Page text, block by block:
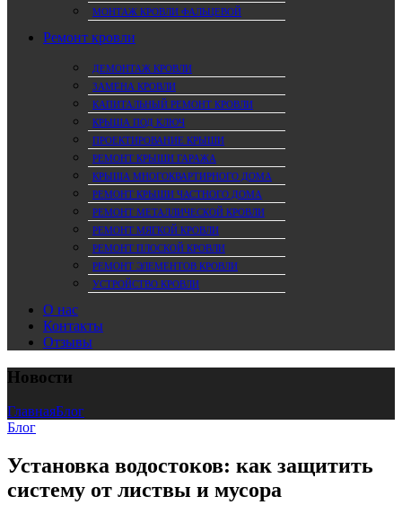
МОНТАЖ КРОВЛИ ФАЛЬЦЕВОЙ
Ремонт кровли
ДЕМОНТАЖ КРОВЛИ
ЗАМЕНА КРОВЛИ
КАПИТАЛЬНЫЙ РЕМОНТ КРОВЛИ
КРЫША ПОД КЛЮЧ
ПРОЕКТИРОВАНИЕ КРЫШИ
РЕМОНТ КРЫШИ ГАРАЖА
КРЫША МНОГОКВАРТИРНОГО ДОМА
РЕМОНТ КРЫШИ ЧАСТНОГО ДОМА
РЕМОНТ МЕТАЛЛИЧЕСКОЙ КРОВЛИ
РЕМОНТ МЯГКОЙ КРОВЛИ
РЕМОНТ ПЛОСКОЙ КРОВЛИ
РЕМОНТ ЭЛЕМЕНТОВ КРОВЛИ
УСТРОЙСТВО КРОВЛИ
О нас
Контакты
Отзывы
Новости
ГлавнаяБлог
Блог
Установка водостоков: как защитить
систему от листвы и мусора